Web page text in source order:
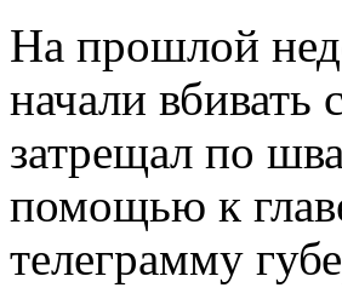
На прошлой
начали
затрещал по
помощью к
телеграмму